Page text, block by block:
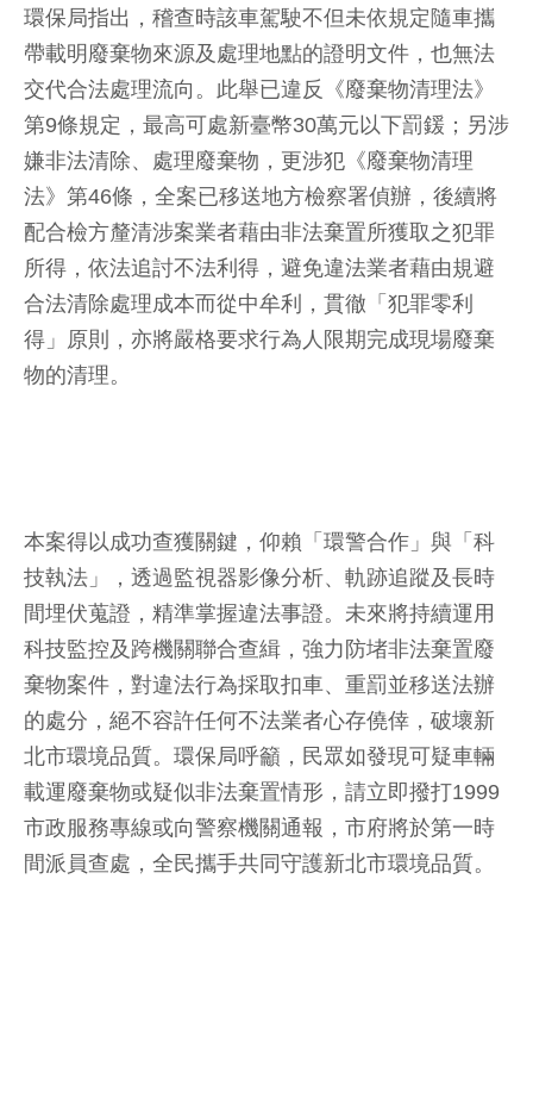
環保局指出，稽查時該車駕駛不但未依規定隨車攜
帶載明廢棄物來源及處理地點的證明文件，也無法
交代合法處理流向。此舉已違反《廢棄物清理法》
第9條規定，最高可處新臺幣30萬元以下罰鍰；另涉
嫌非法清除、處理廢棄物，更涉犯《廢棄物清理
法》第46條，全案已移送地方檢察署偵辦，後續將
配合檢方釐清涉案業者藉由非法棄置所獲取之犯罪
所得，依法追討不法利得，避免違法業者藉由規避
合法清除處理成本而從中牟利，貫徹「犯罪零利
得」原則，亦將嚴格要求行為人限期完成現場廢棄
物的清理。
本案得以成功查獲關鍵，仰賴「環警合作」與「科
技執法」，透過監視器影像分析、軌跡追蹤及長時
間埋伏蒐證，精準掌握違法事證。未來將持續運用
科技監控及跨機關聯合查緝，強力防堵非法棄置廢
棄物案件，對違法行為採取扣車、重罰並移送法辦
的處分，絕不容許任何不法業者心存僥倖，破壞新
北市環境品質。環保局呼籲，民眾如發現可疑車輛
載運廢棄物或疑似非法棄置情形，請立即撥打1999
市政服務專線或向警察機關通報，市府將於第一時
間派員查處，全民攜手共同守護新北市環境品質。